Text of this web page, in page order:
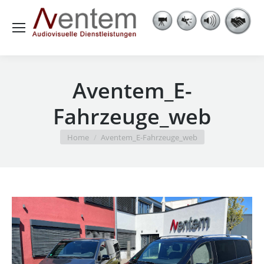
Aventem_E-
Fahrzeuge_web
You are here:
Home Aventem_E-Fahrzeuge_web